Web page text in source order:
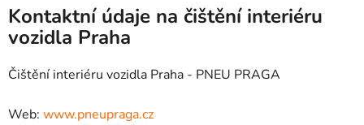
Kontaktní údaje na čištění interiéru
vozidla Praha
Čištění interiéru vozidla Praha - PNEU PRAGA
Web: www.pneupraga.cz